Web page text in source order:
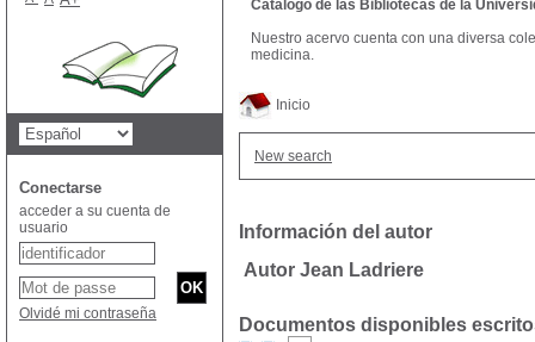
Inicio
New search
Información del autor
Autor Jean Ladriere
Documentos disponibles
Catálogo de las Bibliotecas de la
Nuestro acervo cuenta con una diversa
medicina.
Conectarse
acceder a su cuenta de
usuario
Olvidé mi contraseña